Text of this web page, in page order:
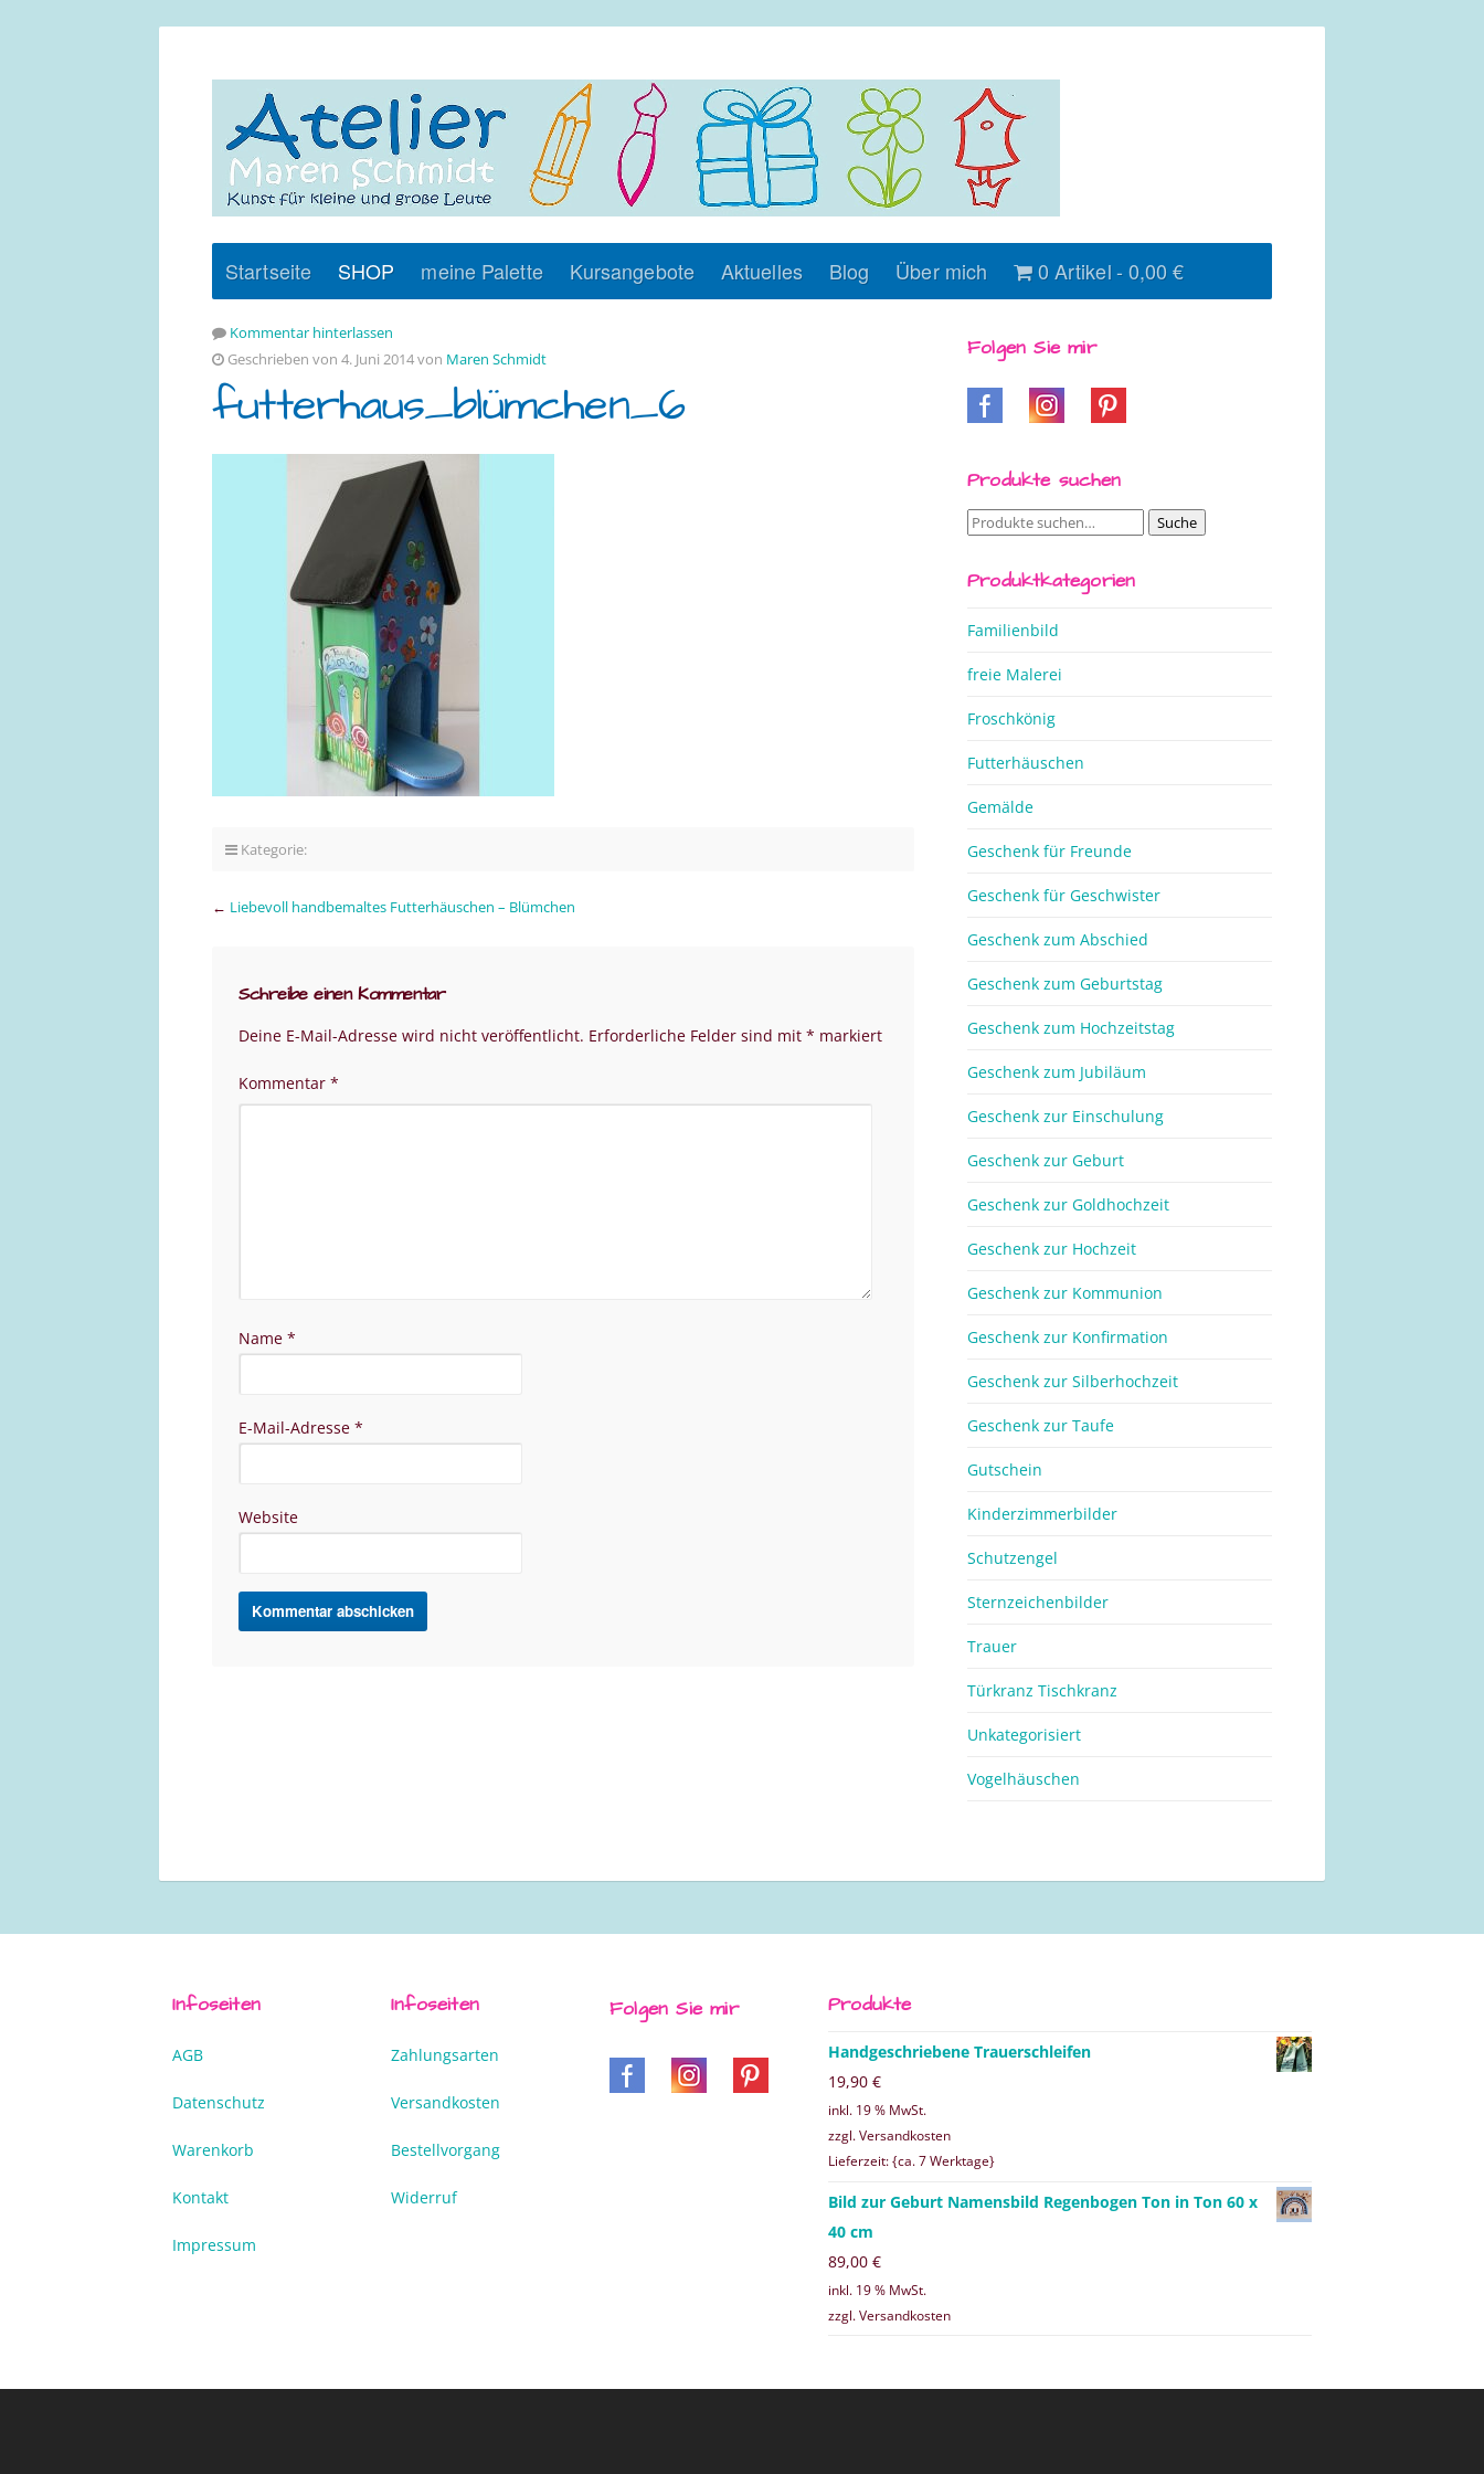
Startseite SHOP meine Palette Kursangebote Aktuelles Blog Über mich 0 Artikel 0,00 €
Kommentar hinterlassen
Geschrieben von 4. Juni 2014 von Maren Schmidt
futterhaus_blümchen_6
Kategorie:
← Liebevoll handbemaltes Futterhäuschen – Blümchen
Schreibe einen Kommentar
Deine E-Mail-Adresse wird nicht veröffentlicht. Erforderliche Felder sind mit * markiert
Kommentar *
Name *
E-Mail-Adresse *
Website
Folgen Sie mir
Produkte suchen
Suche
Suche
Produktkategorien
Familienbild
freie Malerei
Froschkönig
Futterhäuschen
Gemälde
Geschenk für Freunde
Geschenk für Geschwister
Geschenk zum Abschied
Geschenk zum Geburtstag
Geschenk zum Hochzeitstag
Geschenk zum Jubiläum
Geschenk zur Einschulung
Geschenk zur Geburt
Geschenk zur Goldhochzeit
Geschenk zur Hochzeit
Geschenk zur Kommunion
Geschenk zur Konfirmation
Geschenk zur Silberhochzeit
Geschenk zur Taufe
Gutschein
Kinderzimmerbilder
Schutzengel
Sternzeichenbilder
Trauer
Türkranz Tischkranz
Unkategorisiert
Vogelhäuschen
Infoseiten
AGB
Datenschutz
Warenkorb
Kontakt
Impressum
Infoseiten
Zahlungsarten
Versandkosten
Bestellvorgang
Widerruf
Folgen Sie mir Produkte
Handgeschriebene Trauerschleifen
19,90 €
inkl. 19 % MwSt.
zzgl. Versandkosten
Lieferzeit: {ca. 7 Werktage}
Bild zur Geburt Namensbild Regenbogen Ton in Ton 60 x
40 cm
89,00 €
inkl. 19 % MwSt.
zzgl. Versandkosten